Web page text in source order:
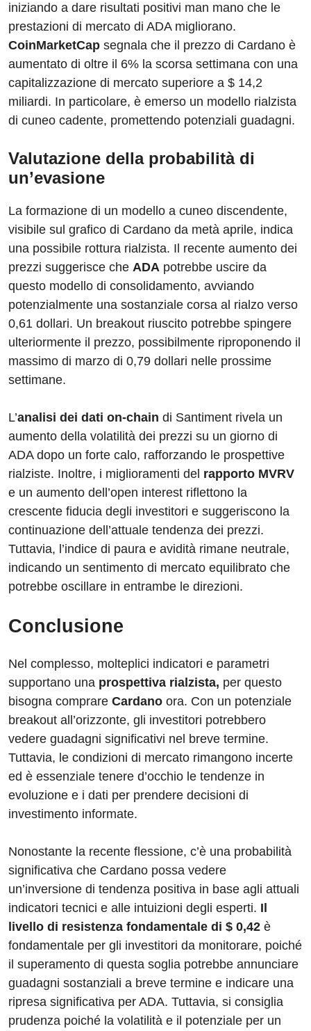
iniziando a dare risultati positivi man mano che le
prestazioni di mercato di ADA migliorano.
CoinMarketCap segnala che il prezzo di Cardano è
aumentato di oltre il 6% la scorsa settimana con una
capitalizzazione di mercato superiore a $ 14,2
miliardi. In particolare, è emerso un modello rialzista
di cuneo cadente, promettendo potenziali guadagni.
Valutazione della probabilità di
un’evasione
La formazione di un modello a cuneo discendente,
visibile sul grafico di Cardano da metà aprile, indica
una possibile rottura rialzista. Il recente aumento dei
prezzi suggerisce che ADA potrebbe uscire da
questo modello di consolidamento, avviando
potenzialmente una sostanziale corsa al rialzo verso
0,61 dollari. Un breakout riuscito potrebbe spingere
ulteriormente il prezzo, possibilmente riproponendo il
massimo di marzo di 0,79 dollari nelle prossime
settimane.
L’analisi dei dati on-chain di Santiment rivela un
aumento della volatilità dei prezzi su un giorno di
ADA dopo un forte calo, rafforzando le prospettive
rialziste. Inoltre, i miglioramenti del rapporto MVRV
e un aumento dell’open interest riflettono la
crescente fiducia degli investitori e suggeriscono la
continuazione dell’attuale tendenza dei prezzi.
Tuttavia, l’indice di paura e avidità rimane neutrale,
indicando un sentimento di mercato equilibrato che
potrebbe oscillare in entrambe le direzioni.
Conclusione
Nel complesso, molteplici indicatori e parametri
supportano una prospettiva rialzista, per questo
bisogna comprare Cardano ora. Con un potenziale
breakout all’orizzonte, gli investitori potrebbero
vedere guadagni significativi nel breve termine.
Tuttavia, le condizioni di mercato rimangono incerte
ed è essenziale tenere d’occhio le tendenze in
evoluzione e i dati per prendere decisioni di
investimento informate.
Nonostante la recente flessione, c’è una probabilità
significativa che Cardano possa vedere
un’inversione di tendenza positiva in base agli attuali
indicatori tecnici e alle intuizioni degli esperti. Il
livello di resistenza fondamentale di $ 0,42 è
fondamentale per gli investitori da monitorare, poiché
il superamento di questa soglia potrebbe annunciare
guadagni sostanziali a breve termine e indicare una
ripresa significativa per ADA. Tuttavia, si consiglia
prudenza poiché la volatilità e il potenziale per un